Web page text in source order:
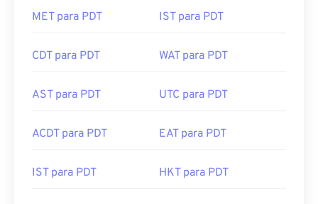
MET para PDT IST para PDT
CDT para PDT WAT para PDT
AST para PDT UTC para PDT
ACDT para PDT EAT para PDT
IST para PDT HKT para PDT